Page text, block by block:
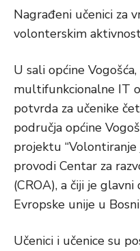
Nagrađeni učenici za
volonterskim
U sali općine
multifunkcionalne IT
potvrda za učenike
područja općine
projektu “Volontiranje
provodi Centar za
(CROA), a čiji je
Evropske unije u
Učenici i učenice su